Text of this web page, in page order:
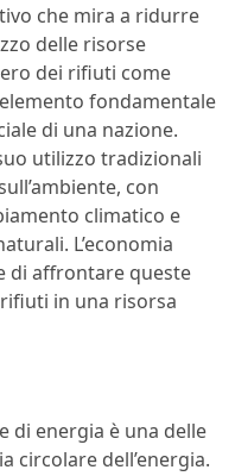
che mira a ridurre
delle risorse
dei rifiuti come
fondamentale
di una nazione.
utilizzo tradizionali
con
climatico e
L’economia
di affrontare queste
in una risorsa
di energia è una delle
circolare dell’energia.